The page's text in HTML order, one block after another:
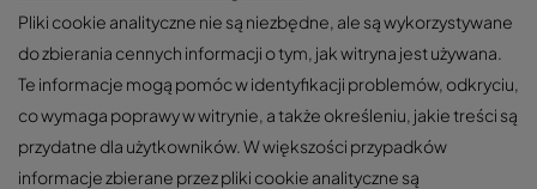
Pliki cookie analityczne nie są niezbędne, ale są wykorzystywane
do zbierania cennych informacji o tym, jak witryna jest używana.
Te informacje mogą pomóc w identyfikacji problemów, odkryciu,
co wymaga poprawy w witrynie, a także określeniu, jakie treści są
przydatne dla użytkowników. W większości przypadków
informacje zbierane przez pliki cookie analityczne są